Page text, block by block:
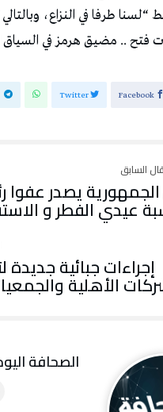
“لسنا طرفا في النزاع،
فتح .. مضيق هرمز ‌في السياق
Facebook
Twitter
يصدر عفوا
عيدي الفطر و
إجراءات جبائية جديدة
الأهلية